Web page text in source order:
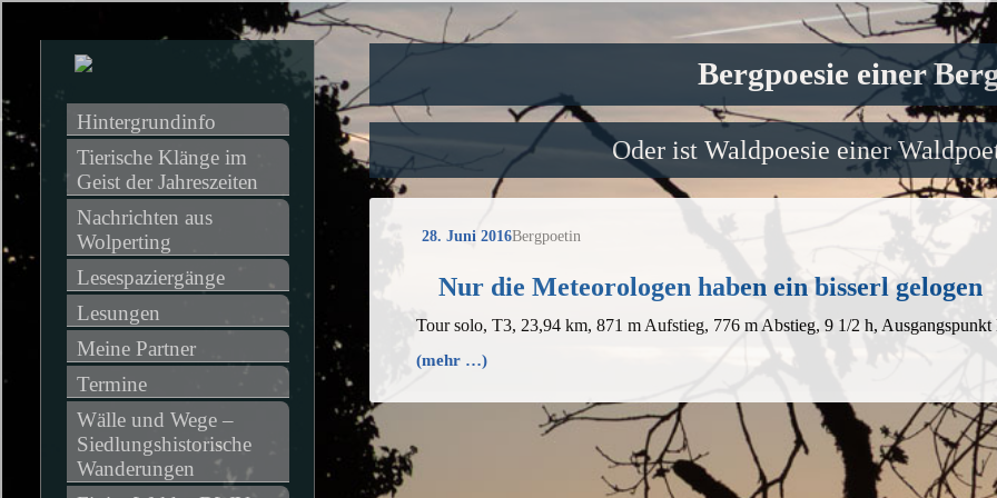
Bergpoesie einer
Oder ist Waldpoesie einer
28. Juni 2016Bergpoetin
Nur die Meteorologen haben ein bisserl gelogen
Tour solo, T3, 23,94 km, 871 m Aufstieg, 776 m Abstieg, 9 1/2 h, Ausgangspunkt
(mehr …)
Hintergrundinfo
Tierische Klänge im
Geist der Jahreszeiten
Nachrichten aus
Wolperting
Lesespaziergänge
Lesungen
Meine Partner
Termine
Wälle und Wege –
Siedlungshistorische
Wanderungen